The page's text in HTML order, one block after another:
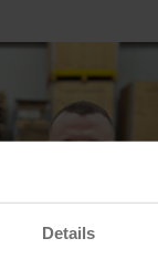
Details